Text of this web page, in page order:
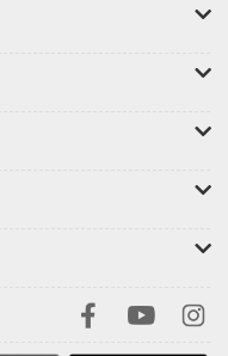
析時代危機，幫助
分析與歷史證據，將
與比較。切入點令
。●本書探討政治、
、醫藥等層面，旁
，幫助我們在極速
展長才的態度與觀